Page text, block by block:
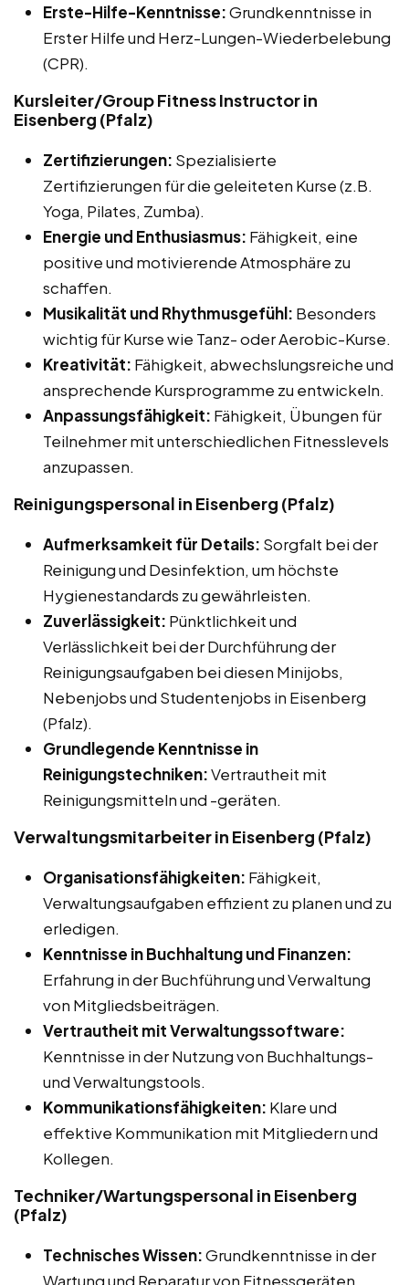
Erste-Hilfe-Kenntnisse:Grundkenntnisse in
Erster Hilfe und Herz-Lungen-Wiederbelebung
(CPR).
Kursleiter/Group Fitness Instructor in
Eisenberg (Pfalz)
Zertifizierungen: Spezialisierte
Zertifizierungen für die geleiteten Kurse (z.B.
Yoga, Pilates, Zumba).
Energie und Enthusiasmus: Fähigkeit, eine
positive und motivierende Atmosphäre zu
schaffen.
Musikalität und Rhythmusgefühl: Besonders
wichtig für Kurse wie Tanz- oder Aerobic-Kurse.
Kreativität: Fähigkeit, abwechslungsreiche und
ansprechende Kursprogramme zu entwickeln.
Anpassungsfähigkeit: Fähigkeit, Übungen für
Teilnehmer mit unterschiedlichen Fitnesslevels
anzupassen.
Reinigungspersonal in Eisenberg (Pfalz)
Aufmerksamkeit für Details: Sorgfalt bei der
Reinigung und Desinfektion, um höchste
Hygienestandards zu gewährleisten.
Zuverlässigkeit: Pünktlichkeit und
Verlässlichkeit bei der Durchführung der
Reinigungsaufgaben bei diesen Minijobs,
Nebenjobs und Studentenjobs in Eisenberg
(Pfalz).
Grundlegende Kenntnisse in
Reinigungstechniken:Vertrautheit mit
Reinigungsmitteln und -geräten.
Verwaltungsmitarbeiter in Eisenberg (Pfalz)
Organisationsfähigkeiten: Fähigkeit,
Verwaltungsaufgaben effizient zu planen und zu
erledigen.
Kenntnisse in Buchhaltung und Finanzen:
Erfahrung in der Buchführung und Verwaltung
von Mitgliedsbeiträgen.
Vertrautheit mit Verwaltungssoftware:
Kenntnisse in der Nutzung von Buchhaltungs-
und Verwaltungstools.
Kommunikationsfähigkeiten: Klare und
effektive Kommunikation mit Mitgliedern und
Kollegen.
Techniker/Wartungspersonal in Eisenberg
(Pfalz)
Technisches Wissen:Grundkenntnisse in der
Wartung und Reparatur von Fitnessgeräten.